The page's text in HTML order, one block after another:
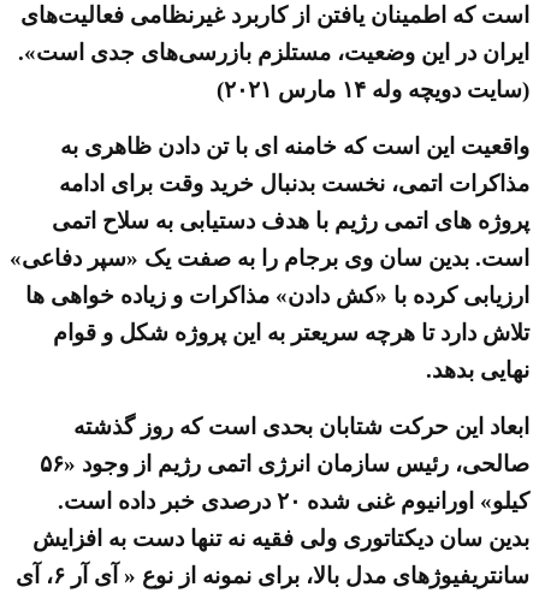
است که اطمینان یافتن از کاربرد غیرنظامی فعالیت‌های
ایران در این وضعیت، مستلزم بازرسی‌های جدی است».
(سایت دویچه وله ۱۴ مارس ۲۰۲۱)
واقعیت این است که خامنه ای با تن دادن ظاهری به
مذاکرات اتمی، نخست بدنبال خرید وقت برای ادامه
پروژه های اتمی رژیم با هدف دستیابی به سلاح اتمی
است. بدین سان وی برجام را به صفت یک «سپر دفاعی»
ارزیابی کرده با «کش دادن» مذاکرات و زیاده خواهی ها
تلاش دارد تا هرچه سریعتر به این پروژه شکل و قوام
نهایی بدهد.
ابعاد این حرکت شتابان بحدی است که روز گذشته
صالحی، رئیس سازمان انرژی اتمی رژیم از وجود «۵۶
کیلو» اورانیوم غنی شده ۲۰ درصدی خبر داده است.
بدین سان دیکتاتوری ولی فقیه نه تنها دست به افزایش
سانتریفیوژهای مدل بالا، برای نمونه از نوع « آی آر ۶، آی